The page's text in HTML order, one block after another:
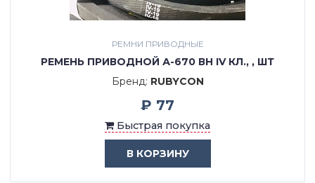
РЕМНИ ПРИВОДНЫЕ
РЕМЕНЬ ПРИВОДНОЙ А-670 ВН IV КЛ., , ШТ
Бренд: RUBYCON
₽ 77
Быстрая покупка
В КОРЗИНУ